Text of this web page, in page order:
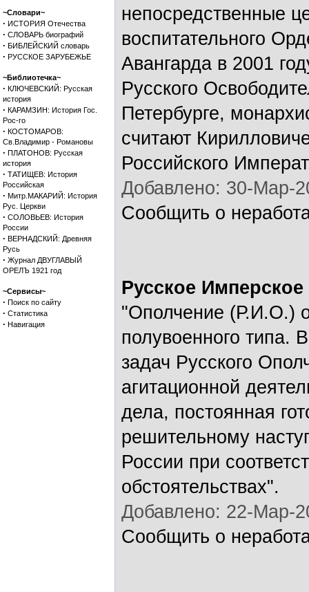
~Словари~
· ИСТОРИЯ Отечества
· СЛОВАРЬ биографий
· БИБЛЕЙСКИЙ словарь
· РУССКОЕ ЗАРУБЕЖЬЕ
~Библиотечка~
· КЛЮЧЕВСКИЙ: Русская
история
· КАРАМЗИН: История Гос.
Рос-го
· КОСТОМАРОВ:
Св.Владимир - Романовы
· ПЛАТОНОВ: Русская
история
· ТАТИЩЕВ: История
Российская
· Митр.МАКАРИЙ: История
Рус. Церкви
· СОЛОВЬЕВ: История
России
· ВЕРНАДСКИЙ: Древняя
Русь
· Журнал ДВУГЛАВЫЙ
ОРЕЛЪ 1921 год
~Сервисы~
· Поиск по сайту
· Статистика
· Навигация
непосредственные
воспитательного
Авангарда в 2001
Русского
Петербурге,
считают
Российского
Добавлено: 30-Мар-
Сообщить о
Русское
"Ополчение (Р.И.О.)
полувоенного типа.
задач Русского
агитационной
дела, постоянная
решительному
России при
обстоятельствах".
Добавлено: 22-Мар-
Сообщить о